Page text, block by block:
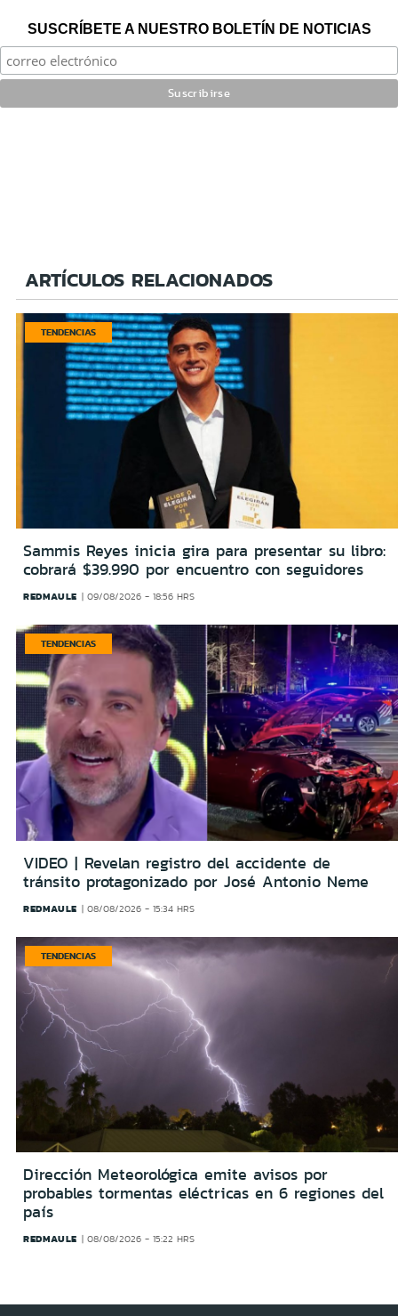
SUSCRÍBETE A NUESTRO BOLETÍN DE NOTICIAS
ARTÍCULOS RELACIONADOS
TENDENCIAS
Sammis Reyes inicia gira para presentar su libro:
cobrará $39.990 por encuentro con seguidores
REDMAULE 09/08/2026 - 18:56 HRS
TENDENCIAS
VIDEO | Revelan registro del accidente de
tránsito protagonizado por José Antonio Neme
REDMAULE 08/08/2026 - 15:34 HRS
TENDENCIAS
Dirección Meteorológica emite avisos por
probables tormentas eléctricas en 6 regiones del
país
REDMAULE 08/08/2026 - 15:22 HRS